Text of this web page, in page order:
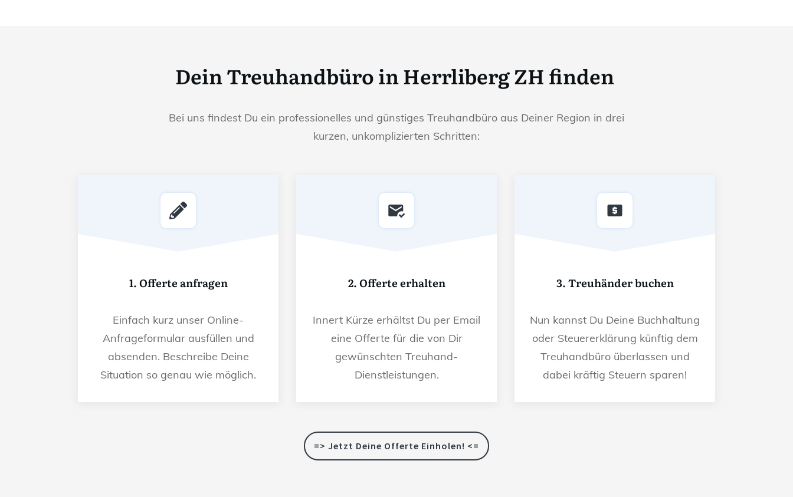
Dein Treuhandbüro in Herrliberg ZH finden
Bei uns findest Du ein professionelles und günstiges Treuhandbüro aus Deiner Region in drei
kurzen, unkomplizierten Schritten:
1. Offerte anfragen
Einfach kurz unser Online-
Anfrageformular ausfüllen und
absenden. Beschreibe Deine
Situation so genau wie möglich.
2. Offerte erhalten
Innert Kürze erhältst Du per Email
eine Offerte für die von Dir
gewünschten Treuhand-
Dienstleistungen.
3. Treuhänder buchen
Nun kannst Du Deine Buchhaltung
oder Steuererklärung künftig dem
Treuhandbüro überlassen und
dabei kräftig Steuern sparen!
=> Jetzt Deine Offerte Einholen! <=